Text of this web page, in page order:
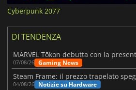
Cyberpunk 2077
DI TENDENZA
07/08/26 Gaming News
04/08/26 Notizie su Hardware